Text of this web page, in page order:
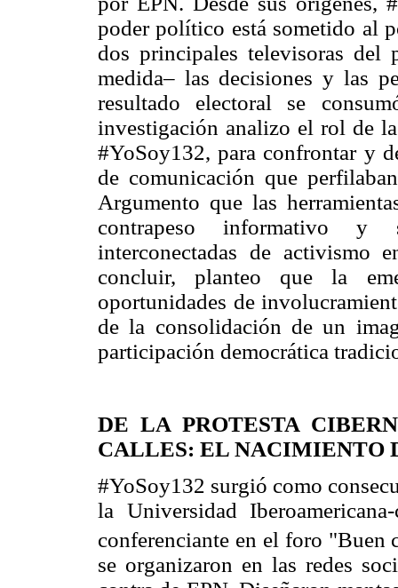
poder político está sometido al
dos principales televisoras del
medida– las decisiones y las
resultado electoral se
investigación analizo el rol de
#YoSoy132, para confrontar y
de comunicación que
Argumento que las
contrapeso informativo y
interconectadas de activismo
concluir, planteo que la
oportunidades de
de la consolidación de un
participación democrática
DE LA PROTESTA
CALLES: EL NACIMIENTO
#YoSoy132 surgió como
la Universidad
conferenciante en el foro "Buen
se organizaron en las redes